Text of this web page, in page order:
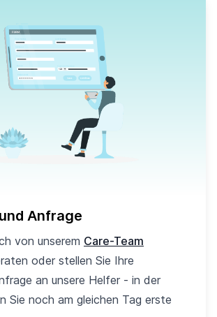
Anfrage
von unserem Care-Team
oder stellen Sie Ihre
an unsere Helfer - in der
Sie noch am gleichen Tag erste